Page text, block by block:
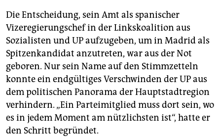
Die Entscheidung, sein Amt als spanischer
Vizeregierungschef in der Linkskoalition aus
Sozialisten und UP aufzugeben, um in Madrid als
Spitzenkandidat anzutreten, war aus der Not
geboren. Nur sein Name auf den Stimmzetteln
konnte ein endgültiges Verschwinden der UP aus
dem politischen Panorama der Hauptstadtregion
verhindern. „Ein Parteimitglied muss dort sein, wo
es in jedem Moment am nützlichsten ist“, hatte er
den Schritt begründet.